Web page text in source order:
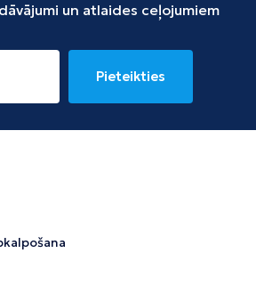
un atlaides ceļojumiem
Pieteikties